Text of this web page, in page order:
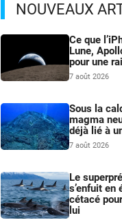
NOUVEAUX
Ce que
Lune,
pour une
7 août 2026
Sous la
magma
déjà lié à
7 août 2026
Le
s’enfuit en
cétacé
lui